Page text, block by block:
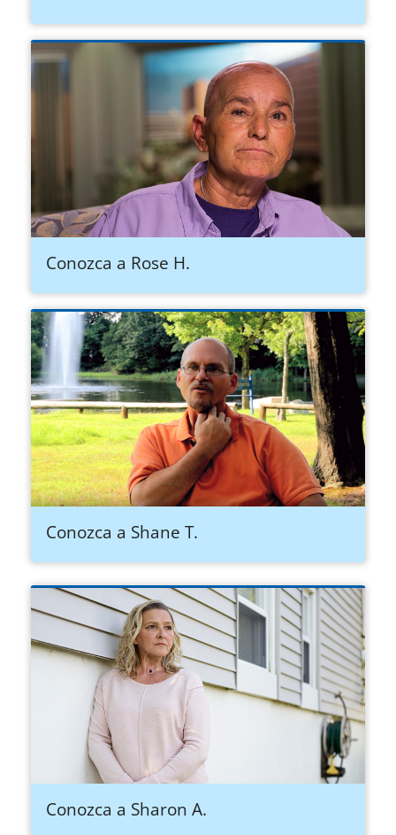
Conozca a Rose H.
Conozca a Shane T.
Conozca a Sharon A.